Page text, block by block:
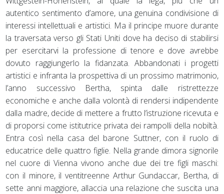
autentico sentimento d’amore, una genuina condivisione di
interessi intellettuali e artistici. Ma il principe muore durante
la traversata verso gli Stati Uniti dove ha deciso di stabilirsi
per esercitarvi la professione di tenore e dove avrebbe
dovuto raggiungerlo la fidanzata. Abbandonati i progetti
artistici e infranta la prospettiva di un prossimo matrimonio,
l’anno successivo Bertha, spinta dalle ristrettezze
economiche e anche dalla volontà di rendersi indipendente
dalla madre, decide di mettere a frutto l’istruzione ricevuta e
di proporsi come istitutrice privata dei rampolli della nobiltà.
Entra così nella casa del barone Suttner, con il ruolo di
educatrice delle quattro figlie. Nella grande dimora signorile
nel cuore di Vienna vivono anche due dei tre figli maschi:
con il minore, il ventitreenne Arthur Gundaccar, Bertha, di
sette anni maggiore, allaccia una relazione che suscita una